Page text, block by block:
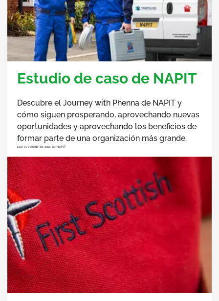
Estudio de caso de NAPIT
Descubre el Journey with Phenna de NAPIT y
cómo siguen prosperando, aprovechando nuevas
oportunidades y aprovechando los beneficios de
formar parte de una organización más grande.
Lee el estudio de caso de NAPIT